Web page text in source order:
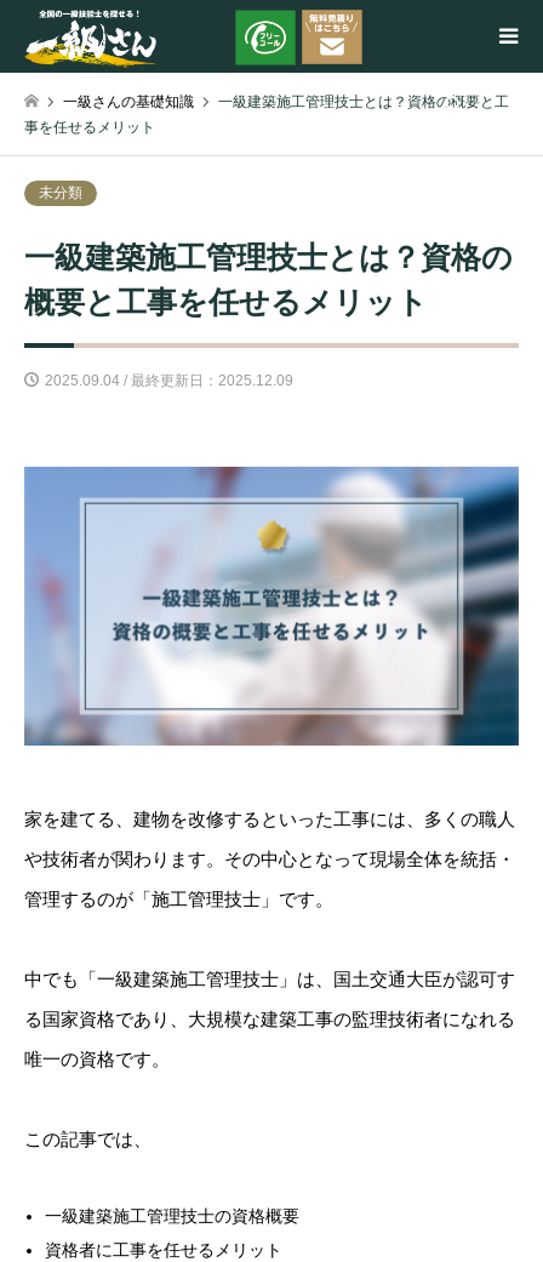
検索
一級さんの基礎知識
一級建築施工管理技士とは？資格の概要と工
事を任せるメリット
未分類
一級建築施工管理技士とは？資格の
概要と工事を任せるメリット
2025.09.04 / 最終更新日：2025.12.09
家を建てる、建物を改修するといった工事には、多くの職人
や技術者が関わります。その中心となって現場全体を統括・
管理するのが「施工管理技士」です。
中でも「一級建築施工管理技士」は、国土交通大臣が認可す
る国家資格であり、大規模な建築工事の監理技術者になれる
唯一の資格です。
この記事では、
一級建築施工管理技士の資格概要
資格者に工事を任せるメリット